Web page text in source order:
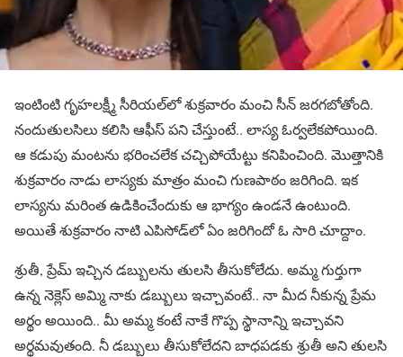
ఇంటింటి గృహలక్ష్మీ సీరియల్‌లో శుక్రవారం మంచి సీన్ జరగబోతోంది.
నందుతులసిలు కలిసి ఆఫీస్ పని చేస్తుంటే.. లాస్య ఓర్వలేకపోయింది.
ఆ కడుపు మంటను భరించలేక చచ్చిపోయేట్టు కనిపించింది. మొత్తానికి
శుక్రవారం నాడు లాస్యకు మాత్రం మంచి గుణపాఠం జరిగింది. ఇక
లాస్యను మరింత ఉడికించేందుకు ఆ భాగ్యం ఉండనే ఉంటుంది.
అయితే శుక్రవారం నాటి ఎపిసోడ్‌లో ఏం జరిగిందో ఓ సారి చూద్దాం.
శ్రుతీ, ప్రేమ్ ఇచ్చిన డబ్బులను తులసి తీసుకోలేదు. అమ్మ గుర్తుగా
ఉన్న నెక్లెస్ అమ్మి నాకు డబ్బులు ఇచ్చావంటే.. నా మీద నీకున్న ప్రేమ
అర్థం అయింది.. మీ అమ్మ కంటే నాకే గొప్ప స్థానాన్ని ఇచ్చావని
అర్థమవుతంది. నీ డబ్బులు తీసుకోలేదని బాధపడకు శ్రుతీ అని తులసి